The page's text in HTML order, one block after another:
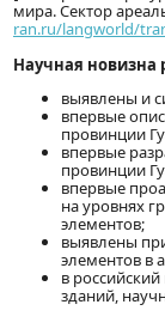
мира. Сектор
ran.ru/langworld/
Научная новизна
выявлены и
впервые
провинции
впервые
провинции
впервые
на уровнях
элементов;
выявлены
элементов в
в
зданий,